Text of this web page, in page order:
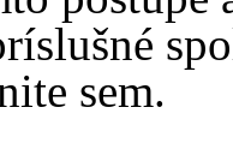
sem.